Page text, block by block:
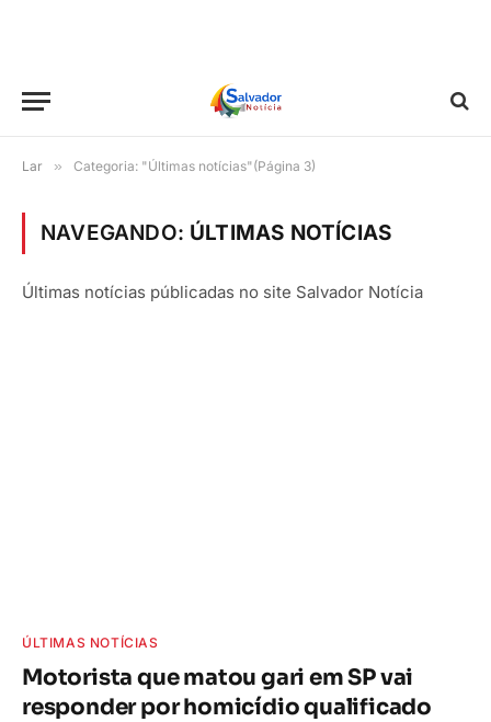
Lar » Categoria: "Últimas notícias"(Página 3)
NAVEGANDO: ÚLTIMAS NOTÍCIAS
Últimas notícias públicadas no site Salvador Notícia
ÚLTIMAS NOTÍCIAS
Motorista que matou gari em SP vai
responder por homicídio qualificado